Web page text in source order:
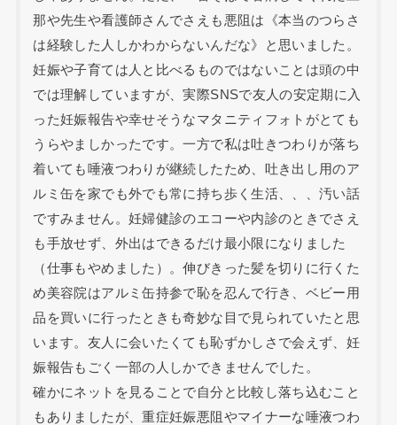
那や先生や看護師さんでさえも悪阻は《本当のつらさ
は経験した人しかわからないんだな》と思いました。
妊娠や子育ては人と比べるものではないことは頭の中
では理解していますが、実際SNSで友人の安定期に入
った妊娠報告や幸せそうなマタニティフォトがとても
うらやましかったです。一方で私は吐きつわりが落ち
着いても唾液つわりが継続したため、吐き出し用のア
ルミ缶を家でも外でも常に持ち歩く生活、、、汚い話
ですみません。妊婦健診のエコーや内診のときでさえ
も手放せず、外出はできるだけ最小限になりました
（仕事もやめました）。伸びきった髪を切りに行くた
め美容院はアルミ缶持参で恥を忍んで行き、ベビー用
品を買いに行ったときも奇妙な目で見られていたと思
います。友人に会いたくても恥ずかしさで会えず、妊
娠報告もごく一部の人しかできませんでした。
確かにネットを見ることで自分と比較し落ち込むこと
もありましたが、重症妊娠悪阻やマイナーな唾液つわ